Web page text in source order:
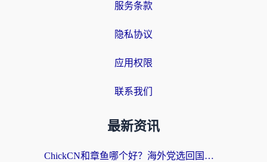
服务条款
隐私协议
应用权限
联系我们
最新资讯
ChickCN和章鱼哪个好？海外党选回国加速器的3个关键维度 + 实用避坑指南